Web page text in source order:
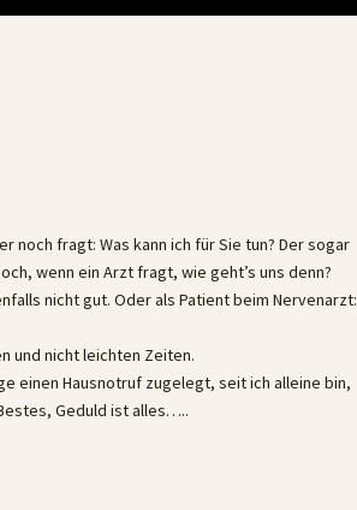
noch fragt: Was kann ich für Sie tun? Der sogar
wenn ein Arzt fragt, wie geht’s uns denn?
nicht gut. Oder als Patient beim Nervenarzt:
und nicht leichten Zeiten.
einen Hausnotruf zugelegt, seit ich alleine bin,
Geduld ist alles…..